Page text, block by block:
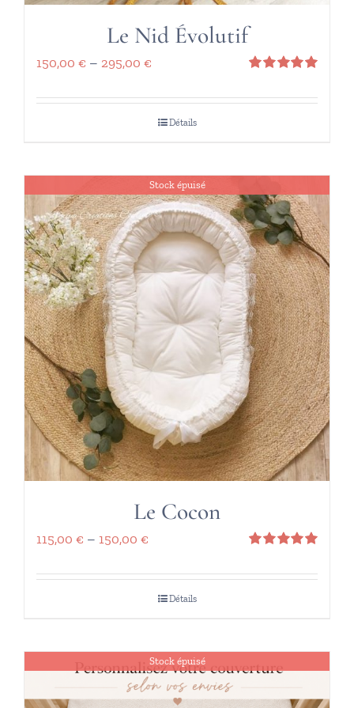
Le Nid Évolutif
sur 5
150,00 € – 295,00 €
Détails
Stock épuisé
Le Cocon
sur 5
115,00 € – 150,00 €
Détails
Stock épuisé